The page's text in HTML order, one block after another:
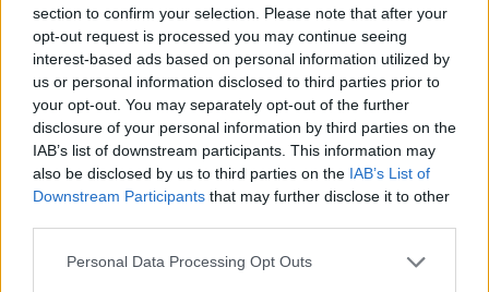
section to confirm your selection. Please note that after your
opt-out request is processed you may continue seeing
interest-based ads based on personal information utilized by
us or personal information disclosed to third parties prior to
your opt-out. You may separately opt-out of the further
disclosure of your personal information by third parties on the
IAB’s list of downstream participants. This information may
also be disclosed by us to third parties on the IAB’s List of
Downstream Participants that may further disclose it to other
Please note that this website/app uses one or more Google
Personal Data Processing Opt Outs